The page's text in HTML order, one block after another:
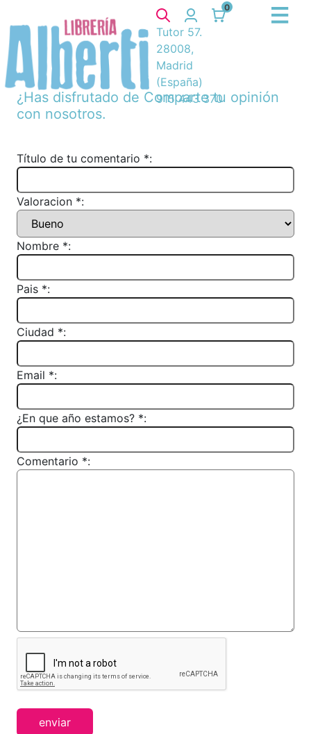
0
Tutor 57.
28008,
Madrid
(España)
915 443 370
¿Has disfrutado de Comparte tu opinión
con nosotros.
Título de tu comentario *:
Valoracion *:
Nombre *:
Pais *:
Ciudad *:
Email *:
¿En que año estamos? *:
Comentario *:
enviar